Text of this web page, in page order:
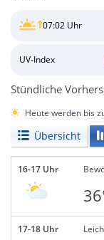
07:02 Uhr
UV-Index
Stündliche
Heute werden bis
Übersicht
16-17 Uhr
17-18 Uhr